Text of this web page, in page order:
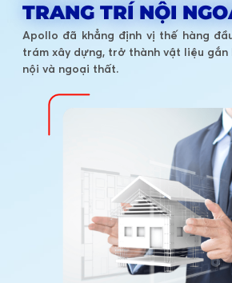
TRANG TRÍ NỘI
Apollo đã khẳng định vị thế hàng
trám xây dựng, trở thành vật liệu
nội và ngoại thất.